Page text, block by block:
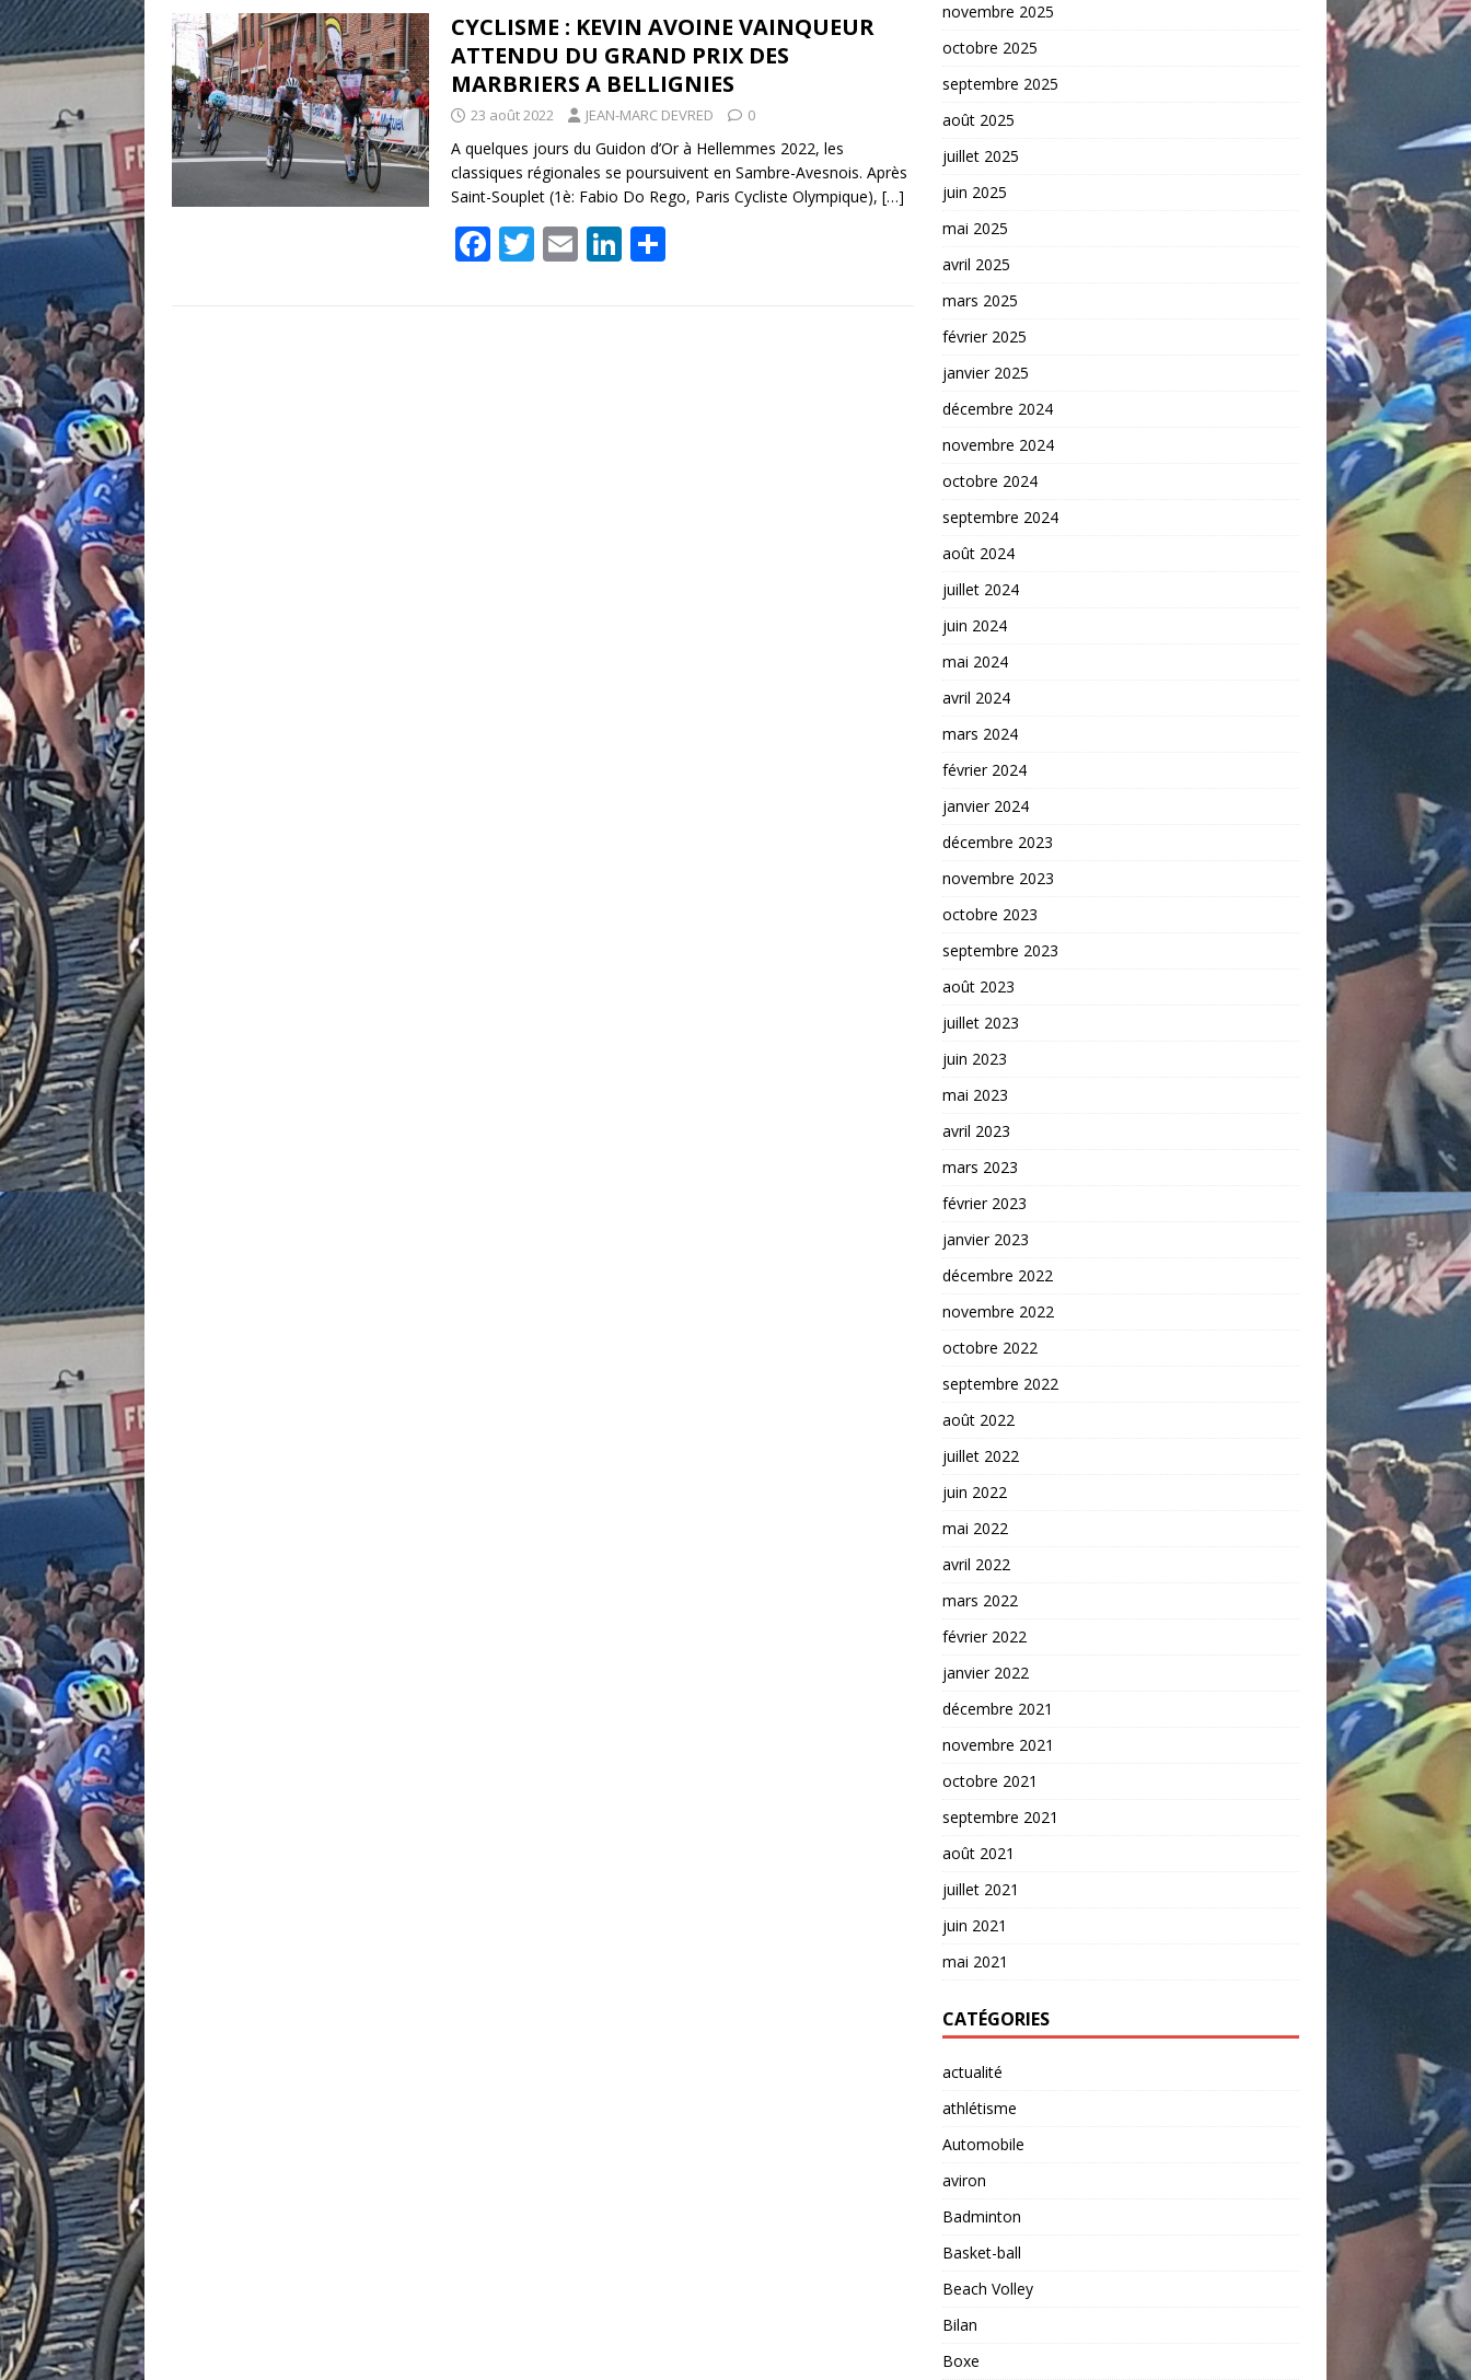
b
o
o
k
er l e
dI
n
g
er
CYCLISME : KEVIN AVOINE VAINQUEUR
ATTENDU DU GRAND PRIX DES
MARBRIERS A BELLIGNIES
23 août 2022 JEAN-MARC DEVRED 0
A quelques jours du Guidon d’Or à Hellemmes 2022, les
classiques régionales se poursuivent en Sambre-Avesnois. Après
Saint-Souplet (1è: Fabio Do Rego, Paris Cycliste Olympique), […]
F T E Li
novembre 2025
octobre 2025
septembre 2025
août 2025
juillet 2025
juin 2025
mai 2025
avril 2025
mars 2025
février 2025
janvier 2025
décembre 2024
novembre 2024
octobre 2024
septembre 2024
août 2024
juillet 2024
juin 2024
mai 2024
avril 2024
mars 2024
février 2024
janvier 2024
décembre 2023
novembre 2023
octobre 2023
septembre 2023
août 2023
juillet 2023
juin 2023
mai 2023
avril 2023
mars 2023
février 2023
janvier 2023
décembre 2022
novembre 2022
octobre 2022
septembre 2022
août 2022
juillet 2022
juin 2022
mai 2022
avril 2022
mars 2022
février 2022
janvier 2022
décembre 2021
novembre 2021
octobre 2021
septembre 2021
août 2021
juillet 2021
juin 2021
mai 2021
CATÉGORIES
actualité
athlétisme
Automobile
aviron
Badminton
Basket-ball
Beach Volley
Bilan
Boxe